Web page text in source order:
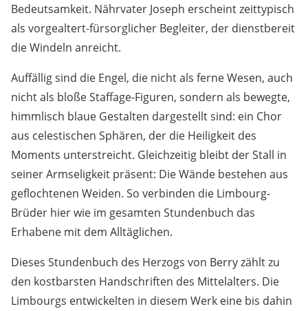
Bedeutsamkeit. Nährvater Joseph erscheint zeittypisch
als vorgealtert-fürsorglicher Begleiter, der dienstbereit
die Windeln anreicht.
Auffällig sind die Engel, die nicht als ferne Wesen, auch
nicht als bloße Staffage-Figuren, sondern als bewegte,
himmlisch blaue Gestalten dargestellt sind: ein Chor
aus celestischen Sphären, der die Heiligkeit des
Moments unterstreicht. Gleichzeitig bleibt der Stall in
seiner Armseligkeit präsent: Die Wände bestehen aus
geflochtenen Weiden. So verbinden die Limbourg-
Brüder hier wie im gesamten Stundenbuch das
Erhabene mit dem Alltäglichen.
Dieses Stundenbuch des Herzogs von Berry zählt zu
den kostbarsten Handschriften des Mittelalters. Die
Limbourgs entwickelten in diesem Werk eine bis dahin